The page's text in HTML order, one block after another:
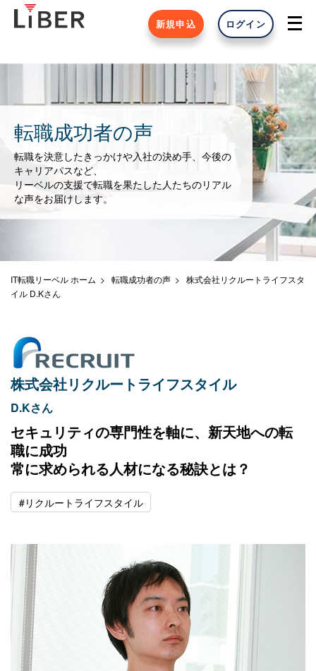
新規申込 ログイン
転職成功者の声
転職を決意したきっかけや入社の決め手、今後の
キャリアパスなど、
リーベルの支援で転職を果たした人たちのリアル
な声をお届けします。
IT転職リーベル ホーム 転職成功者の声
株式会社リクルートライフスタ
イル D.Kさん
株式会社リクルートライフスタイル
D.Kさん
セキュリティの専門性を軸に、新天地への転
職に成功
常に求められる人材になる秘訣とは？
#リクルートライフスタイル